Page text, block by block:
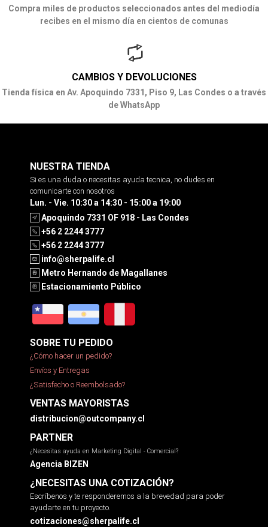
Compra miles de productos seleccionados antes del mediodía
recibes en el mismo día en cientos de comunas
CAMBIOS Y DEVOLUCIONES
Tienda física en Av. Apoquindo 7331, Piso 9, Las Condes o a través
de WhatsApp
NUESTRA TIENDA
Si es una duda o necesitas ayuda tecnica, no dudes en
comunicarte con nosotros
Lun. - Vie. 10:30 a 14:30 - 15:00 a 19:00
Apoquindo 7331 OF 918 - Las Condes
+56 2 2244 3777
+56 2 2244 3777
info@sherpalife.cl
Metro Hernando de Magallanes
Estacionamiento Público
SOBRE TU PEDIDO
¿Cómo hacer un pedido?
Envíos y Entregas
¿Satisfecho o Reembolsado?
VENTAS MAYORISTAS
distribucion@outcompany.cl
PARTNER
¿Necesitas ayuda en Marketing Digital - Comercial?
Agencia BIZEN
¿NECESITAS UNA COTIZACIÓN?
Escríbenos y te responderemos a la brevedad para poder
ayudarte en tu proyecto.
cotizaciones@sherpalife.cl